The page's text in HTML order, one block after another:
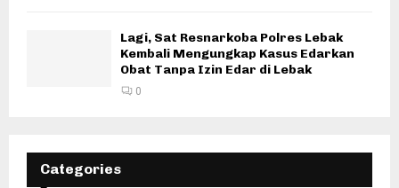
Lagi, Sat Resnarkoba Polres Lebak
Kembali Mengungkap Kasus Edarkan
Obat Tanpa Izin Edar di Lebak
0
Categories